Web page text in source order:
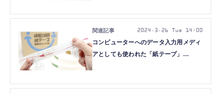
コンピューターへのデータ入力用メディ
アとしても使われた「紙テープ」
2024.3.26 Tue 14:00